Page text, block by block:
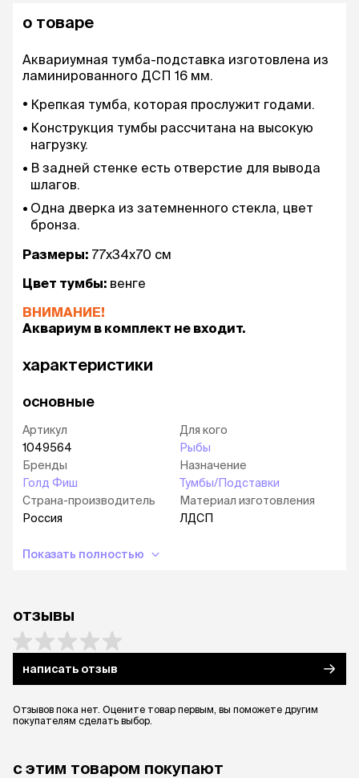
о товаре
Аквариумная тумба-подставка изготовлена из
ламинированного ДСП 16 мм.
Крепкая тумба, которая прослужит годами.
Конструкция тумбы рассчитана на высокую
нагрузку.
В задней стенке есть отверстие для вывода
шлагов.
Одна дверка из затемненного стекла, цвет
бронза.
Размеры: 77x34x70 см
Цвет тумбы: венге
ВНИМАНИЕ!
Аквариум в комплект не входит.
характеристики
основные
Артикул
1049564
Бренды
Голд Фиш
Страна-производитель
Россия
Для кого
Рыбы
Назначение
Тумбы/Подставки
Материал изготовления
ЛДСП
Показать полностью
отзывы
написать отзыв
Отзывов пока нет. Оцените товар первым, вы поможете другим
покупателям сделать выбор.
с этим товаром покупают